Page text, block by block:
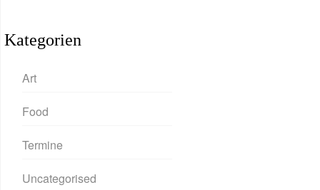
Kategorien
Art
Food
Termine
Uncategorised